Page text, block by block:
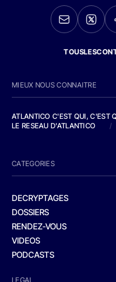
MIEUX NOUS CONNAITRE
ATLANTICO C'EST QUI, C'EST
LE RESEAU D'ATLANTICO
/
CATEGORIES
DECRYPTAGES
DOSSIERS
RENDEZ-VOUS
VIDEOS
PODCASTS
LEGAL